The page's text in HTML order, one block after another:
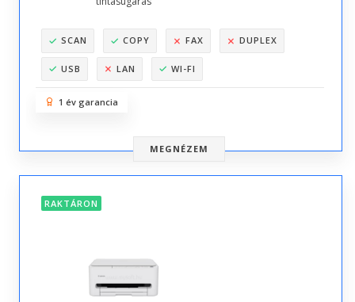
SCAN COPY FAX DUPLEX
USB LAN WI-FI
1 év garancia
MEGNÉZEM
RAKTÁRON